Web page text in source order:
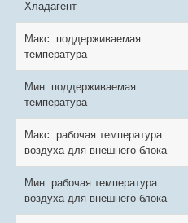
Хладагент
Макс. поддерживаемая
температура
Мин. поддерживаемая
температура
Макс. рабочая температура
воздуха для внешнего блока
Мин. рабочая температура
воздуха для внешнего блока